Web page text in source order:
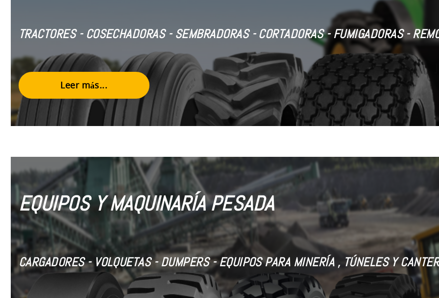
TRACTORES - COSECHADORAS - SEMBRADORAS - CORTADORAS - FUMIGADORAS -
Leer más...
EQUIPOS Y MAQUINARÍA PESADA
CARGADORES - VOLQUETAS - DUMPERS - EQUIPOS PARA MINERÍA , TÚNELES Y